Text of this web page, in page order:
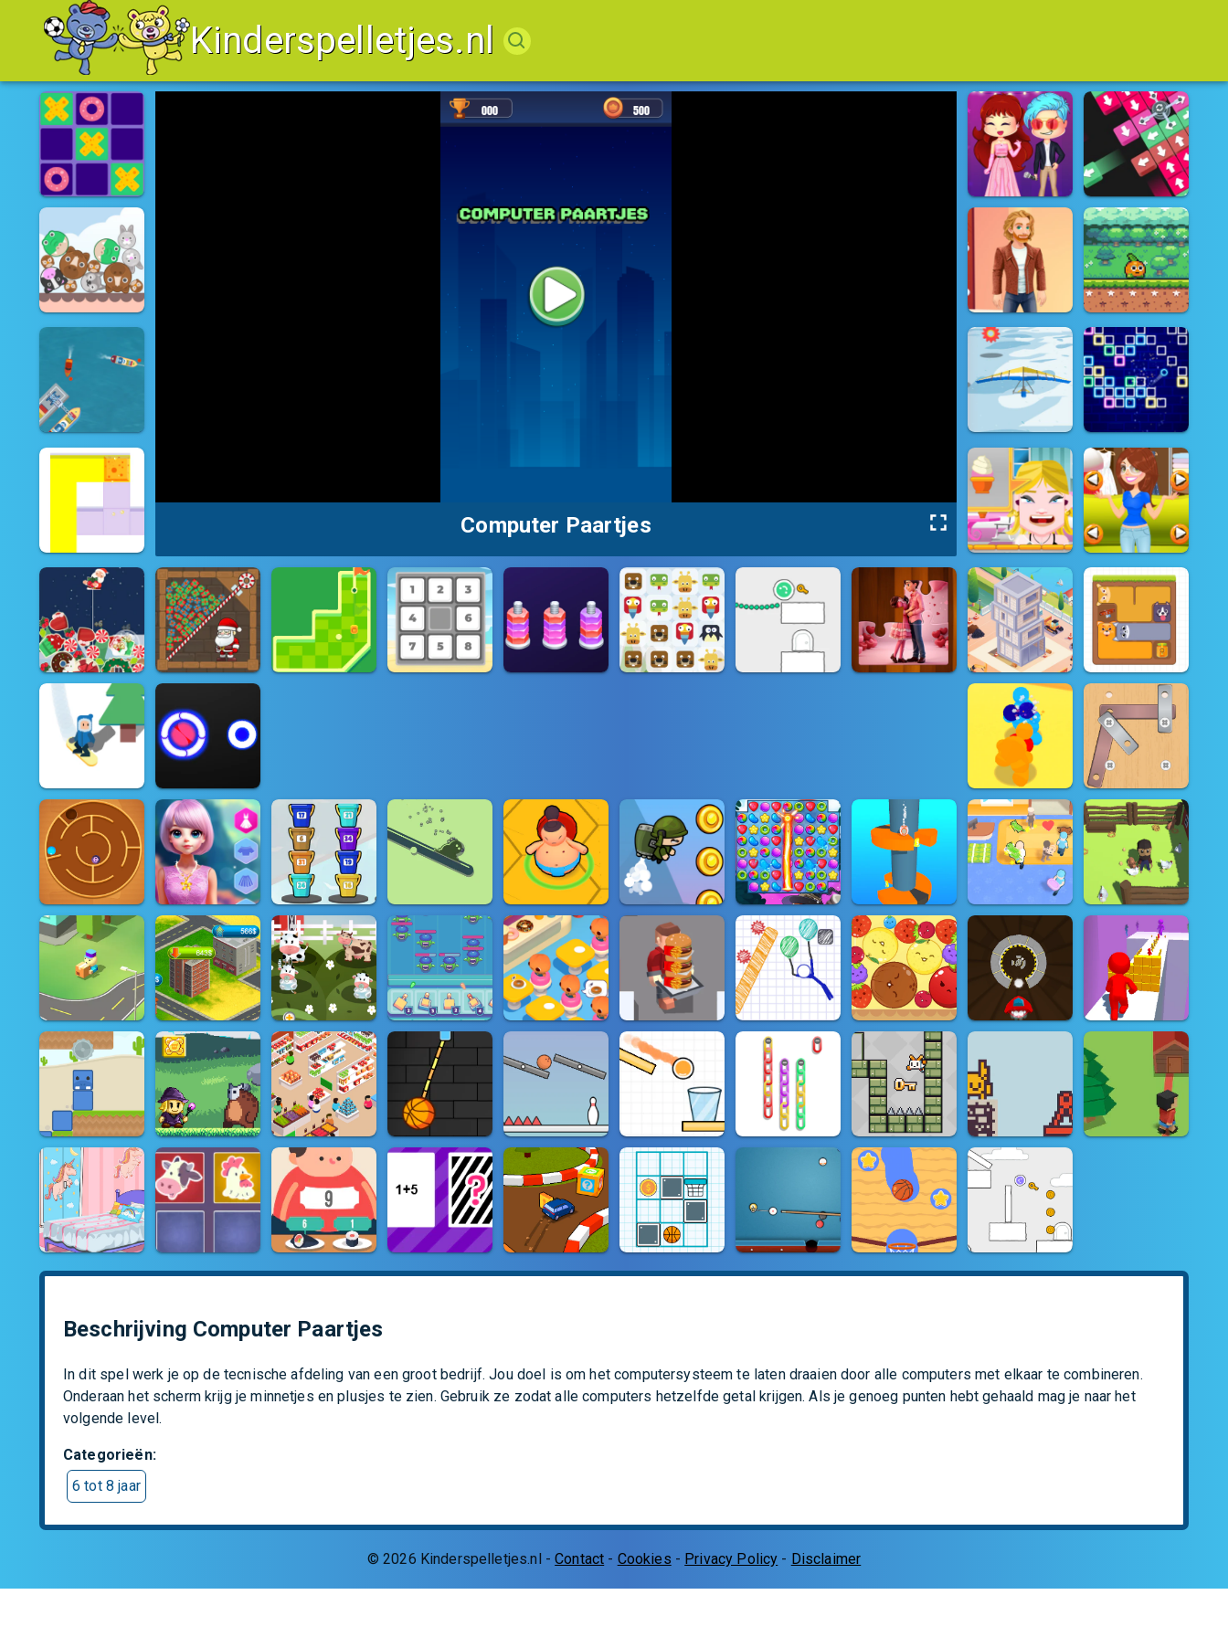
Kinderspelletjes.nl
Computer Paartjes
Beschrijving Computer Paartjes
In dit spel werk je op de tecnische afdeling van een groot bedrijf. Jou doel is om het computersysteem te laten draaien door alle computers met elkaar te combineren.
Onderaan het scherm krijg je minnetjes en plusjes te zien. Gebruik ze zodat alle computers hetzelfde getal krijgen. Als je genoeg punten hebt gehaald mag je naar het
volgende level.
Categorieën:
6 tot 8 jaar
©2026 Kinderspelletjes.nl-Contact - Cookies - Privacy Policy - Disclaimer